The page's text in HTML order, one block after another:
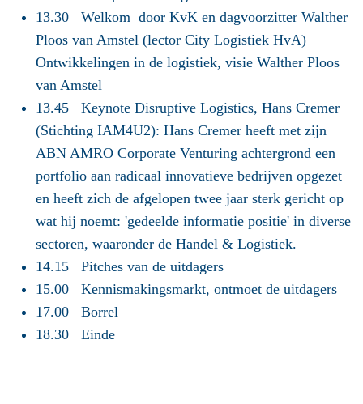
13.30 Welkom door KvK en dagvoorzitter Walther
Ploos van Amstel (lector City Logistiek HvA)
Ontwikkelingen in de logistiek, visie Walther Ploos
van Amstel
13.45 Keynote Disruptive Logistics, Hans Cremer
(Stichting IAM4U2): Hans Cremer heeft met zijn
ABN AMRO Corporate Venturing achtergrond een
portfolio aan radicaal innovatieve bedrijven opgezet
en heeft zich de afgelopen twee jaar sterk gericht op
wat hij noemt: 'gedeelde informatie positie' in diverse
sectoren, waaronder de Handel & Logistiek.
14.15 Pitches van de uitdagers
15.00 Kennismakingsmarkt, ontmoet de uitdagers
17.00 Borrel
18.30 Einde